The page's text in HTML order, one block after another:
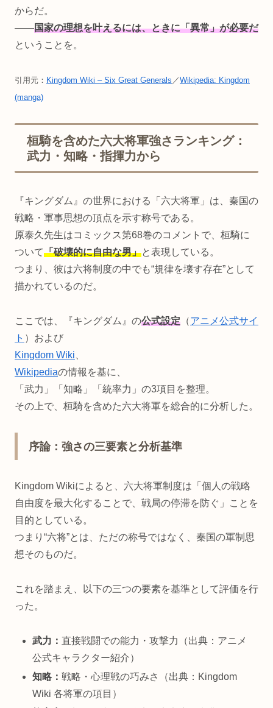
からだ。
――国家の理想を叶えるには、ときに「異常」が必要だ
ということを。
引用元： Kingdom Wiki – Six Great Generals ／Wikipedia: Kingdom
(manga)
桓騎を含めた六大将軍強さランキング：
武力・知略・指揮力から
『キングダム』の世界における「六大将軍」は、秦国の
戦略・軍事思想の頂点を示す称号である。
原泰久先生はコミックス第68巻のコメントで、桓騎に
ついて「破壊的に自由な男」と表現している。
つまり、彼は六将制度の中でも“規律を壊す存在”として
描かれているのだ。
ここでは、『キングダム』の公式設定 （アニメ公式サイ
ト ）および
Kingdom Wiki
Wikipediaの情報を基に、
「武力」「知略」「統率力」の3項目を整理。
その上で、桓騎を含めた六大将軍を総合的に分析した。
序論：強さの三要素と分析基準
Kingdom Wikiによると、六大将軍制度は「個人の戦略
自由度を最大化することで、戦局の停滞を防ぐ」ことを
目的としている。
つまり“六将”とは、ただの称号ではなく、秦国の軍制思
想そのものだ。
これを踏まえ、以下の三つの要素を基準として評価を行
った。
武力： 直接戦闘での能力・攻撃力（出典：アニメ
公式キャラクター紹介）
知略：戦略・心理戦の巧みさ（出典：Kingdom
Wiki 各将軍の項目）